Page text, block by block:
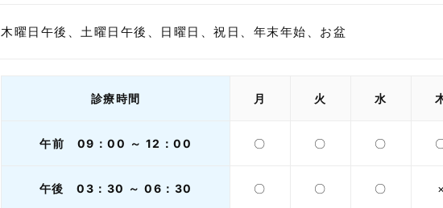
木曜日午後、土曜日午後、日曜日、祝日、年末年始、お盆
診療時間 月 火 水
午前 09：00 ～ 12：00 〇 〇 〇
午後 03：30 ～ 06：30 〇 〇 〇 ×